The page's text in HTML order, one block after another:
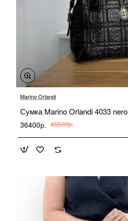
-20%
Marino Orlandi
Сумка Marino Orlandi 4033 nero
36400р. 45500р.